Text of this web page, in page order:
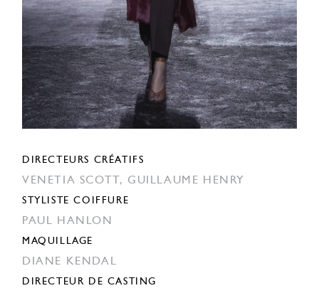
DIRECTEURS CRÉATIFS
VENETIA SCOTT, GUILLAUME HENRY
STYLISTE COIFFURE
PAUL HANLON
MAQUILLAGE
DIANE KENDAL
DIRECTEUR DE CASTING